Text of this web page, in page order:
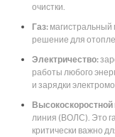
очистки.
Газ: магистральный
решение для
Электричество:
работы любого
и зарядки
Высокоскоростной
линия (ВОЛС). Это
критически важно